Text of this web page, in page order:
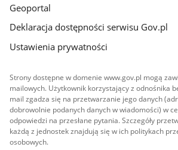
Geoportal
Deklaracja dostępności serwisu Gov.pl
Ustawienia prywatności
Strony dostępne w domenie www.gov.pl mogą
mailowych. Użytkownik korzystający z odnośnika
mail zgadza się na przetwarzanie jego danych
dobrowolnie podanych danych w wiadomości) w
odpowiedzi na przesłane pytania. Szczegóły
każdą z jednostek znajdują się w ich politykach
osobowych.